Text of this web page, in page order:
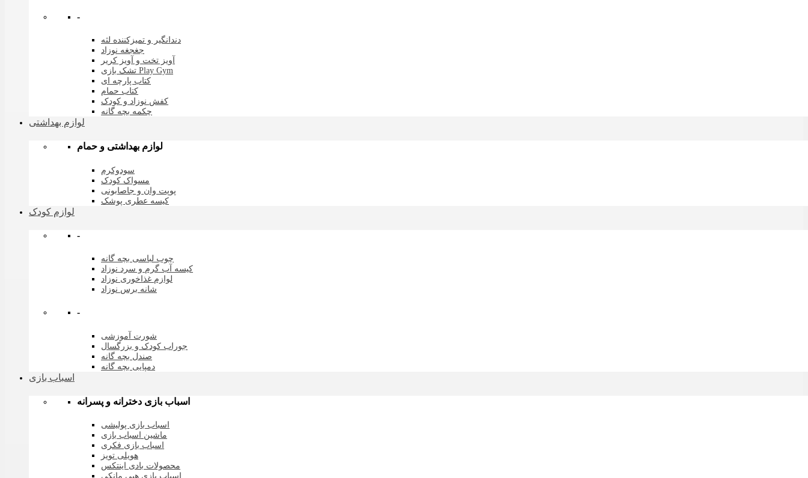
-
دندانگیر و تمیزکننده لثه
جغجغه نوزاد
آویز تخت و آویز کریر
تشک بازی Play Gym
کتاب پارچه ای
کتاب حمام
کفش نوزاد و کودک
چکمه بچه گانه
لوازم بهداشتی
لوازم بهداشتی و حمام
سودوکرم
مسواک کودک
پوپت وان و جاصابونی
کیسه عطری پوشک
لوازم کودک
-
چوب لباسی بچه گانه
کیسه آب گرم و سرد نوزاد
لوازم غذاخوری نوزاد
شانه برس نوزاد
-
شورت آموزشی
جوراب کودک و بزرگسال
صندل بچه گانه
دمپایی بچه گانه
اسباب بازی
اسباب بازی دخترانه و پسرانه
اسباب بازی پولیشی
ماشین اسباب بازی
اسباب بازی فکری
هویلی تویز
محصولات بادی اینتکس
اسباب بازی هپی مانکی